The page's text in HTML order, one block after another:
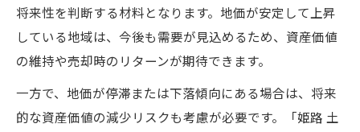
将来性を判断する材料となります。地価が安定して上昇
している地域は、今後も需要が見込めるため、資産価値
の維持や売却時のリターンが期待できます。
一方で、地価が停滞または下落傾向にある場合は、将来
的な資産価値の減少リスクも考慮が必要です。「姫路 土